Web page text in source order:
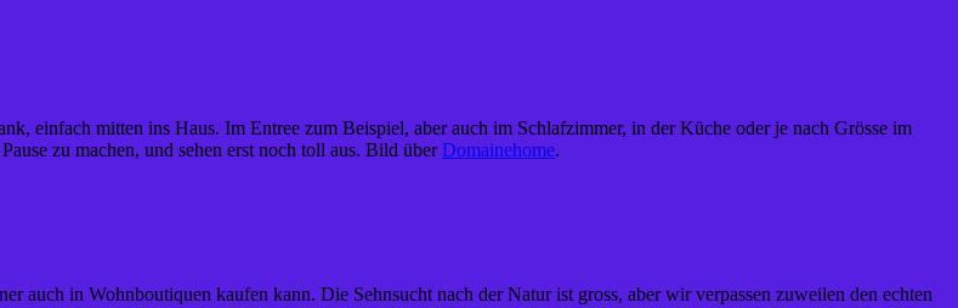
einfach mitten ins Haus. Im Entree zum Beispiel, aber auch im Schlafzimmer, in der Küche oder je nach Grösse im
zu machen, und sehen erst noch toll aus. Bild über Domainehome.
auch in Wohnboutiquen kaufen kann. Die Sehnsucht nach der Natur ist gross, aber wir verpassen zuweilen den echten